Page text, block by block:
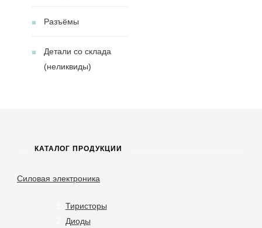
Разъёмы
Детали со склада
(неликвиды)
КАТАЛОГ ПРОДУКЦИИ
Силовая электроника
Тиристоры
Диоды